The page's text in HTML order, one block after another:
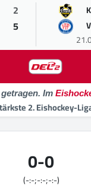
2
5
Im
2. Eishockey-
0-0
(-:-;-:-;-:-)